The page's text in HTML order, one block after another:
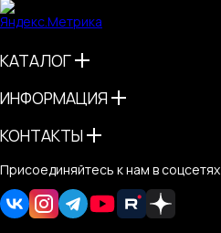
КАТАЛОГ
ИНФОРМАЦИЯ
КОНТАКТЫ
Присоединяйтесь к нам в соцсетях